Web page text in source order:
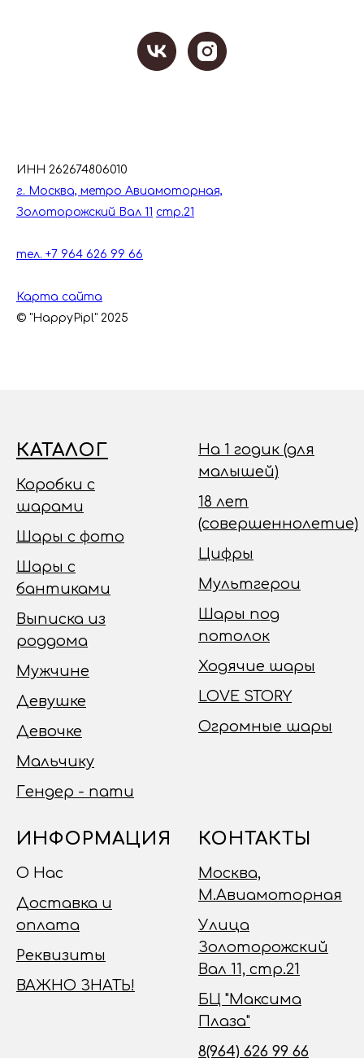
ИНН 262674806010
г. Москва, метро Авиамоторная,
Золоторожский Вал 11 стр.21
тел. +7 964 626 99 66
Карта сайта
© "HappyPipl" 2025
КАТАЛОГ
Коробки с
шарами
Шары с фото
Шары с
бантиками
Выписка из
роддома
Мужчине
Девушке
Девочке
Мальчику
Гендер - пати
На 1 годик (для
малышей)
18 лет
(совершеннолетие)
Цифры
Мультгерои
Шары под
потолок
Ходячие шары
LOVE STORY
Огромные шары
ИНФОРМАЦИЯ
О Нас
Доставка и
оплата
Реквизиты
ВАЖНО ЗНАТЬ!
КОНТАКТЫ
Москва,
М.Авиамоторная
Улица
Золоторожский
Вал 11, стр.21
БЦ "Максима
Плаза"
8(964) 626 99 66